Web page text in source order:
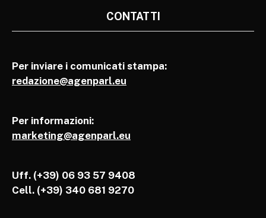
CONTATTI
Per inviare i comunicati stampa:
redazione@agenparl.eu
Per informazioni:
marketing@agenparl.eu
Uff. (+39) 06 93 57 9408
Cell. (+39) 340 681 9270